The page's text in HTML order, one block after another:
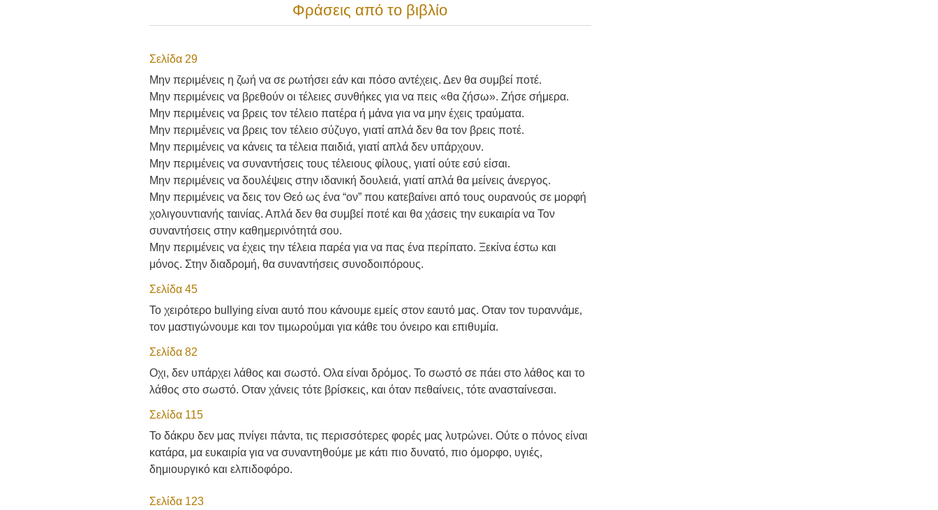
Φράσεις από το βιβλίο
Σελίδα 29
Μην περιμένεις η ζωή να σε ρωτήσει εάν και πόσο αντέχεις. Δεν θα συμβεί ποτέ.
Μην περιμένεις να βρεθούν οι τέλειες συνθήκες για να πεις «θα ζήσω». Ζήσε σήμερα.
Μην περιμένεις να βρεις τον τέλειο πατέρα ή μάνα για να μην έχεις τραύματα.
Μην περιμένεις να βρεις τον τέλειο σύζυγο, γιατί απλά δεν θα τον βρεις ποτέ.
Μην περιμένεις να κάνεις τα τέλεια παιδιά, γιατί απλά δεν υπάρχουν.
Μην περιμένεις να συναντήσεις τους τέλειους φίλους, γιατί ούτε εσύ είσαι.
Μην περιμένεις να δουλέψεις στην ιδανική δουλειά, γιατί απλά θα μείνεις άνεργος.
Μην περιμένεις να δεις τον Θεό ως ένα “ον” που κατεβαίνει από τους ουρανούς σε μορφή
χολιγουντιανής ταινίας. Απλά δεν θα συμβεί ποτέ και θα χάσεις την ευκαιρία να Τον
συναντήσεις στην καθημερινότητά σου.
Μην περιμένεις να έχεις την τέλεια παρέα για να πας ένα περίπατο. Ξεκίνα έστω και
μόνος. Στην διαδρομή, θα συναντήσεις συνοδοιπόρους.
Σελίδα 45
Το χειρότερο bullying είναι αυτό που κάνουμε εμείς στον εαυτό μας. Οταν τον τυραννάμε,
τον μαστιγώνουμε και τον τιμωρούμαι για κάθε του όνειρο και επιθυμία.
Σελίδα 82
Οχι, δεν υπάρχει λάθος και σωστό. Ολα είναι δρόμος. Το σωστό σε πάει στο λάθος και το
λάθος στο σωστό. Οταν χάνεις τότε βρίσκεις, και όταν πεθαίνεις, τότε ανασταίνεσαι.
Σελίδα 115
Το δάκρυ δεν μας πνίγει πάντα, τις περισσότερες φορές μας λυτρώνει. Ούτε ο πόνος είναι
κατάρα, μα ευκαιρία για να συναντηθούμε με κάτι πιο δυνατό, πιο όμορφο, υγιές,
δημιουργικό και ελπιδοφόρο.
Σελίδα 123